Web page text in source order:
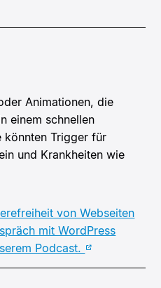
Animationen, die
einem schnellen
könnten Trigger für
und Krankheiten wie
von Webseiten
mit WordPress
Podcast.